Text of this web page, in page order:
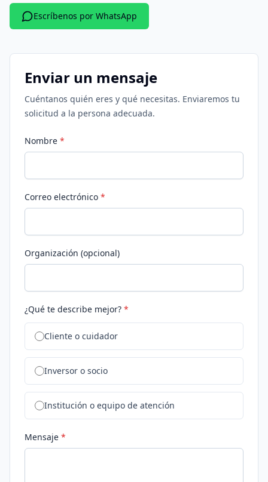
Escríbenos por WhatsApp
Enviar un mensaje
Cuéntanos quién eres y qué necesitas. Enviaremos tu
solicitud a la persona adecuada.
Nombre *
Correo electrónico *
Organización (opcional)
¿Qué te describe mejor? *
Cliente o cuidador
Inversor o socio
Institución o equipo de atención
Mensaje *